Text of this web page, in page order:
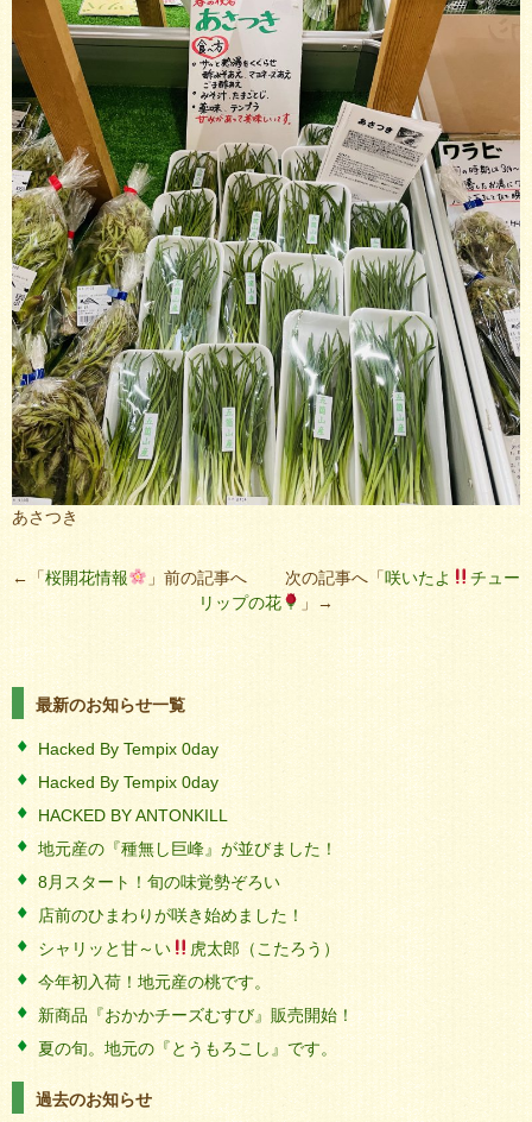
あさつき
←「桜開花情報 」前の記事へ 次の記事へ「咲いたよ
チュー
リップの花
」→
最新のお知らせ一覧
Hacked By Tempix 0day
Hacked By Tempix 0day
HACKED BY ANTONKILL
地元産の『種無し巨峰』が並びました！
8月スタート！旬の味覚勢ぞろい
店前のひまわりが咲き始めました！
シャリッと甘～い
虎太郎（こたろう）
今年初入荷！地元産の桃です。
新商品『おかかチーズむすび』販売開始！
夏の旬。地元の『とうもろこし』です。
過去のお知らせ